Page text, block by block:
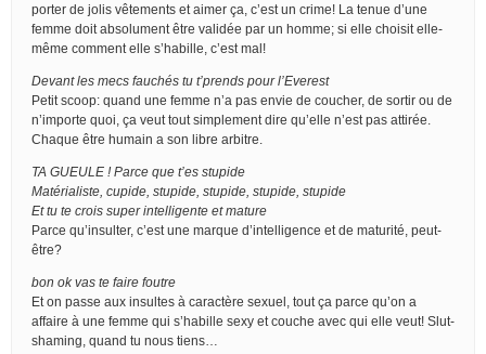
porter de jolis vêtements et aimer ça, c’est un crime! La tenue d’une
femme doit absolument être validée par un homme; si elle choisit elle-
même comment elle s’habille, c’est mal!
Devant les mecs fauchés tu t’prends pour l’Everest
Petit scoop: quand une femme n’a pas envie de coucher, de sortir ou de
n’importe quoi, ça veut tout simplement dire qu’elle n’est pas attirée.
Chaque être humain a son libre arbitre.
TA GUEULE ! Parce que t’es stupide
Matérialiste, cupide, stupide, stupide, stupide, stupide
Et tu te crois super intelligente et mature
Parce qu’insulter, c’est une marque d’intelligence et de maturité, peut-
être?
bon ok vas te faire foutre
Et on passe aux insultes à caractère sexuel, tout ça parce qu’on a
affaire à une femme qui s’habille sexy et couche avec qui elle veut! Slut-
shaming, quand tu nous tiens…